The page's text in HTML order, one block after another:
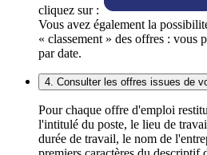
cliquez sur :
Vous avez également la
« classement » des offres : vous
par date.
4. Consulter les offres issues de
Pour chaque offre d'emploi
l'intitulé du poste, le lieu de
durée de travail, le nom de